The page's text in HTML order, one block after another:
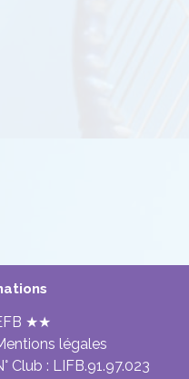
★★
légales
Club : LIFB.91.97.023